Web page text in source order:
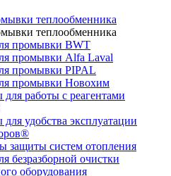
теплообменника
теплообменника
промывки BWT
промывки Alfa Laval
промывки PIPAL
промывки Новохим
для работы с реагентами
для удобства эксплуатации
защиты систем отопления
безразборной очистки
оборудования